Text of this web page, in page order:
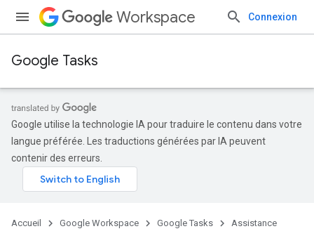
Workspace Connexion
Google Tasks
Google utilise la technologie IA pour traduire le contenu dans votre
langue préférée. Les traductions générées par IA peuvent
contenir des erreurs.
Accueil Google Workspace Google Tasks Assistance